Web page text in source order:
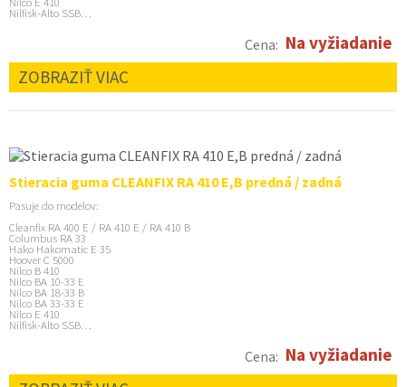
Nilfisk-Alto SSB…
Cena: Na vyžiadanie
ZOBRAZIŤ VIAC
Stieracia guma CLEANFIX RA 410 E,B predná / zadná
Pasuje do modelov:
Cleanfix RA 400 E / RA 410 E / RA 410 B
Columbus RA 33
Hako Hakomatic E 35
Hoover C 5000
Nilco B 410
Nilco BA 10-33 E
Nilco BA 18-33 B
Nilco BA 33-33 E
Nilco E 410
Nilfisk-Alto SSB…
Cena: Na vyžiadanie